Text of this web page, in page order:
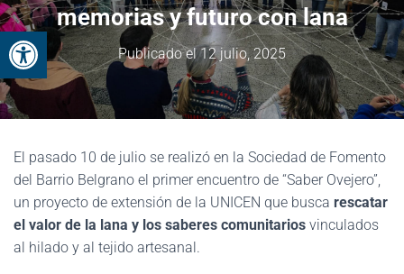
Abrir barra de herramientas
memorias y futuro con lana
Publicado el12 julio, 2025
El pasado 10 de julio se realizó en la Sociedad de Fomento
del Barrio Belgrano el primer encuentro de “Saber Ovejero”,
un proyecto de extensión de la UNICEN que busca rescatar
el valor de la lana y los saberes comunitarios vinculados
al hilado y al tejido artesanal.